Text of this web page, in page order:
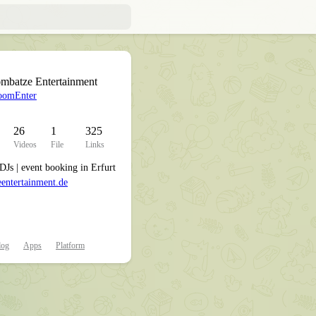
Entertainment
26
Videos
1
File
325
Links
| event booking in Erfurt
Apps Platform